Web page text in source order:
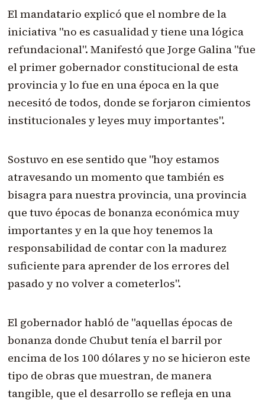
El mandatario explicó que el nombre de la
iniciativa "no es casualidad y tiene una lógica
refundacional". Manifestó que Jorge Galina "fue
el primer gobernador constitucional de esta
provincia y lo fue en una época en la que
necesitó de todos, donde se forjaron cimientos
institucionales y leyes muy importantes".
Sostuvo en ese sentido que "hoy estamos
atravesando un momento que también es
bisagra para nuestra provincia, una provincia
que tuvo épocas de bonanza económica muy
importantes y en la que hoy tenemos la
responsabilidad de contar con la madurez
suficiente para aprender de los errores del
pasado y no volver a cometerlos".
El gobernador habló de "aquellas épocas de
bonanza donde Chubut tenía el barril por
encima de los 100 dólares y no se hicieron este
tipo de obras que muestran, de manera
tangible, que el desarrollo se refleja en una